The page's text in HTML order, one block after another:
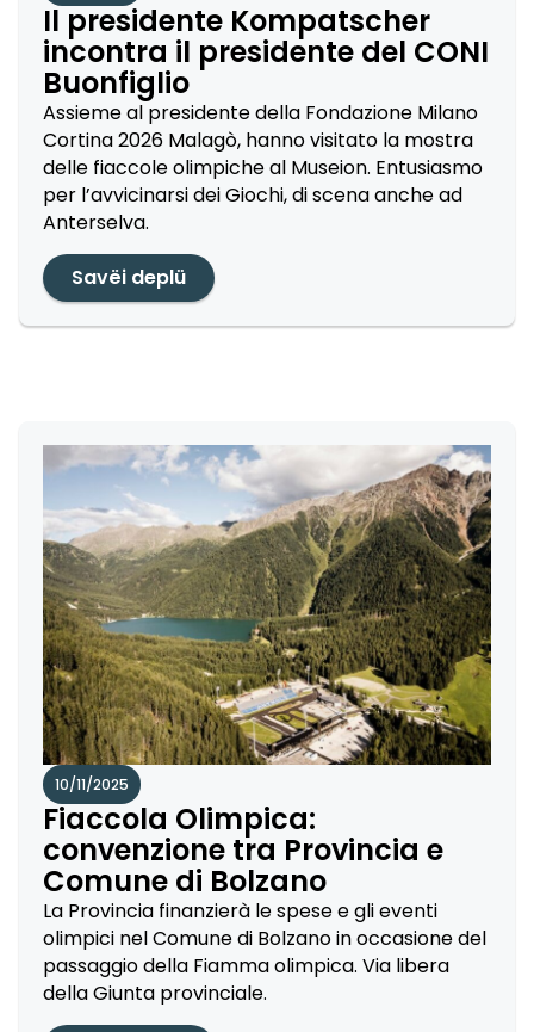
Il presidente Kompatscher
incontra il presidente del CONI
Buonfiglio
Assieme al presidente della Fondazione Milano
Cortina 2026 Malagò, hanno visitato la mostra
delle fiaccole olimpiche al Museion. Entusiasmo
per l’avvicinarsi dei Giochi, di scena anche ad
Anterselva.
Savëi deplü
10/11/2025
Fiaccola Olimpica:
convenzione tra Provincia e
Comune di Bolzano
La Provincia finanzierà le spese e gli eventi
olimpici nel Comune di Bolzano in occasione del
passaggio della Fiamma olimpica. Via libera
della Giunta provinciale.